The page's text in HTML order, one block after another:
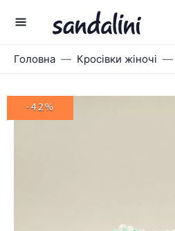
Головна Кросівки жіночі
-42%